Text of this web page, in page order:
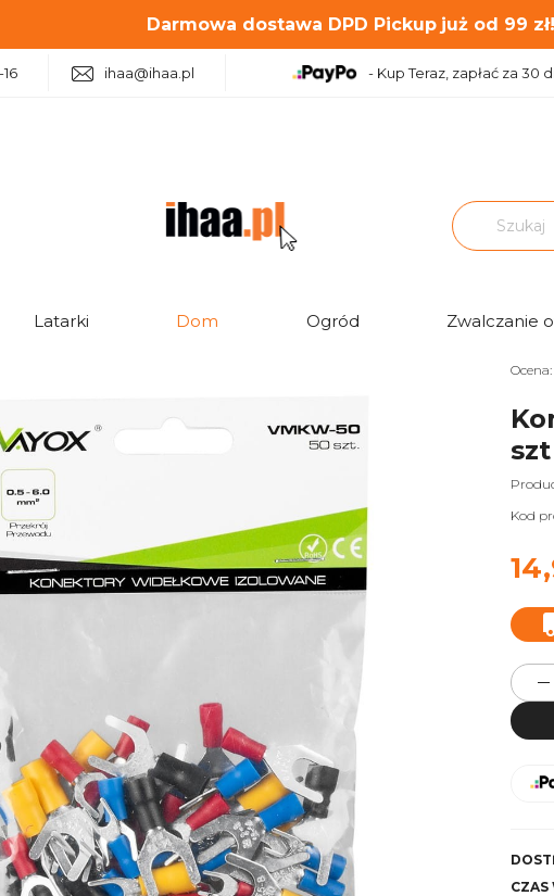
Darmowa dostawa DPD Pickup już od 99 zł!
ihaa@ihaa.pl - Kup Teraz, zapłać za 30
Latarki Dom Ogród Zwalczanie
Ocena:
Kod
CZAS